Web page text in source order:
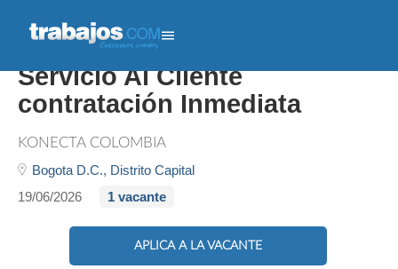
237433 Asesor/a De
Servicio Al Cliente
contratación Inmediata
KONECTA COLOMBIA
Bogota D.C., Distrito Capital
19/06/2026
1 vacante
APLICA A LA VACANTE